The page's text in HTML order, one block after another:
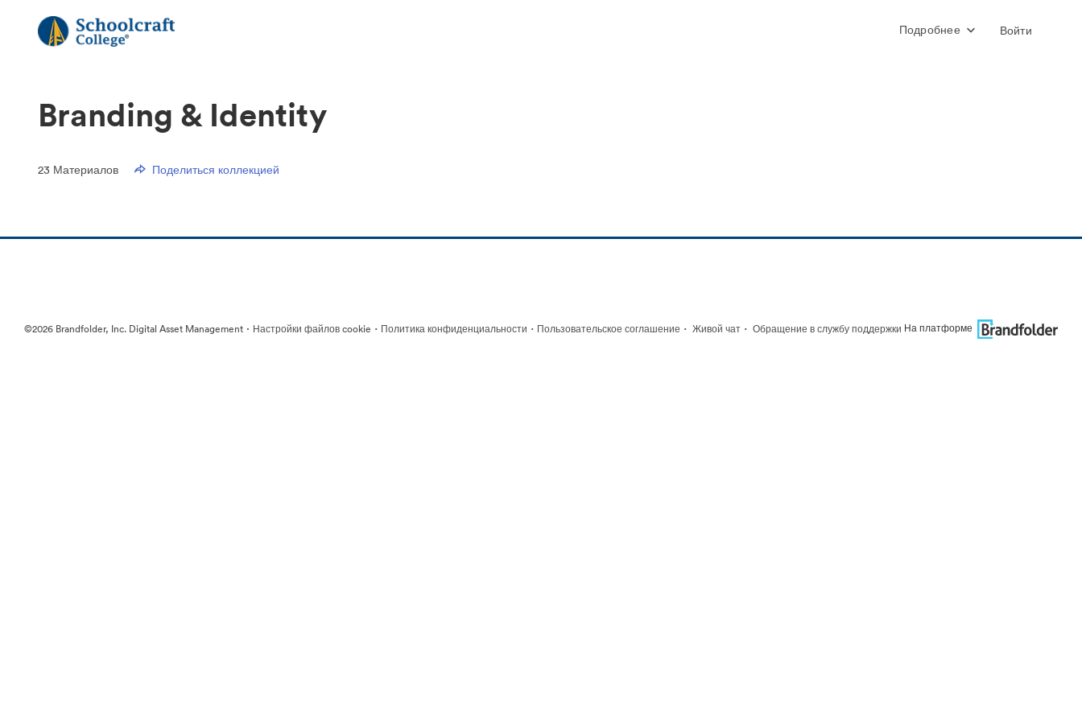
Подробнее Войти
Branding & Identity
23 Материалов Поделиться коллекцией
©2026 Brandfolder, Inc. Digital Asset Management · Настройки файлов cookie · Политика конфиденциальности · Пользовательское соглашение · Живой чат · Обращение в службу поддержки На платформе